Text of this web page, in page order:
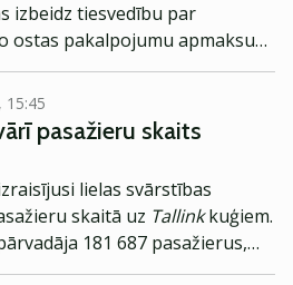
izbeidz tiesvedību par
ostas pakalpojumu apmaksu
15:45
pasažieru skaits
lielas svārstības
skaitā uz Tallinkkuģiem.
181 687 pasažierus,
pagājušā gada janvārī.